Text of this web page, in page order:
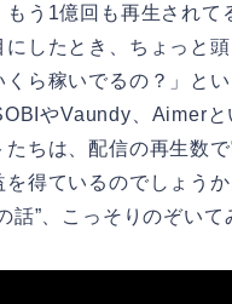
もう1億回も再生され
にしたとき、ちょっと
くら稼いでるの？」と
やVaundy、Aimerと
たちは、配信の再生数で
を得ているのでしょう
話”、こっそりのぞいて